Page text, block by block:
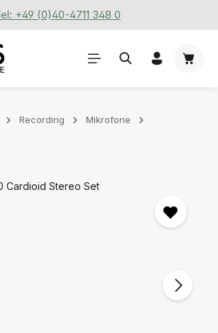
+49 (0)40-4711 348 0
Recording
Mikrofone